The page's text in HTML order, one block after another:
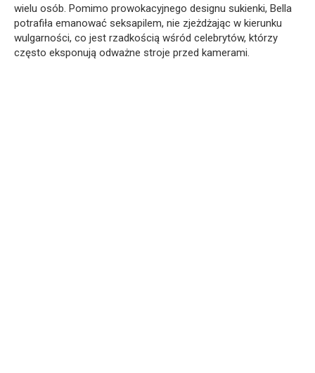
wielu osób. Pomimo prowokacyjnego designu sukienki, Bella
potrafiła emanować seksapilem, nie zjeżdżając w kierunku
wulgarności, co jest rzadkością wśród celebrytów, którzy
często eksponują odważne stroje przed kamerami.